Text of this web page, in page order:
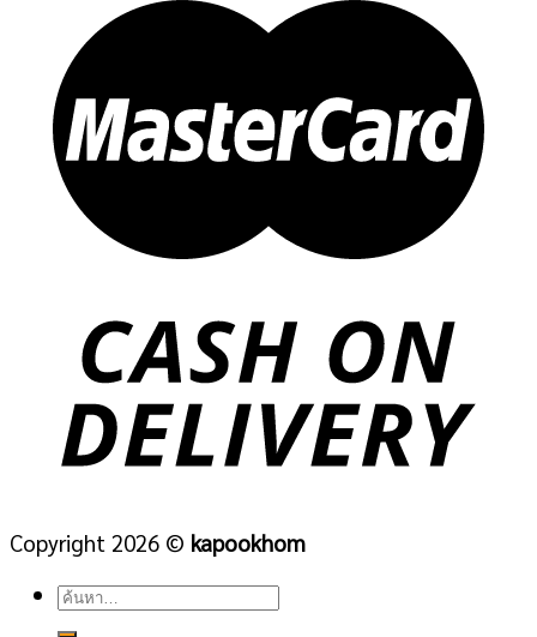
Copyright 2026 © kapookhom
ค้นหา: